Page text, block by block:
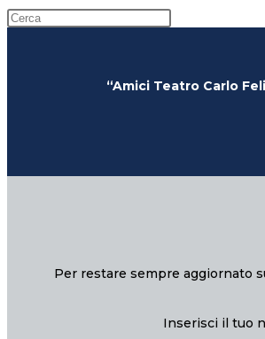
“Amici Teatro Carlo
Per restare sempre aggiornato
Inserisci il tuo